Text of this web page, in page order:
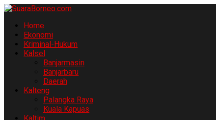
Home
Ekonomi
Kriminal-Hukum
Kalsel
Banjarmasin
Banjarbaru
Daerah
Kalteng
Palangka Raya
Kuala Kapuas